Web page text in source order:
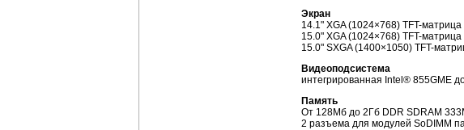
Экран
14.1" XGA (1024×768) TFT-матрица
15.0" XGA (1024×768) TFT-матрица
15.0" SXGA (1400×1050) TFT-
Видеоподсистема
интегрированная Intel® 855GME
Память
От 128Мб до 2Гб DDR SDRAM
2 разъема для модулей SoDIMM